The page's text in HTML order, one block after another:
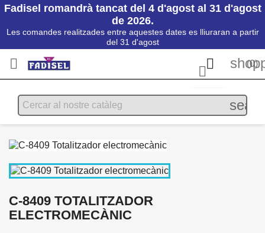
Fadisel romandrà tancat del 4 d'agost al 31 d'agost
de 2026.
Les comandes realitzades entre aquestes dates es lliuraran a partir
del 31 d'agost

 (0)

C-8409 TOTALITZADOR
ELECTROMECÀNIC